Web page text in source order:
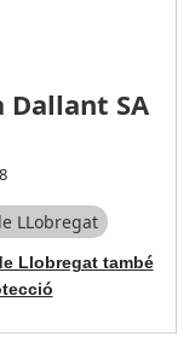
Dallant SA
LLobregat
Llobregat també